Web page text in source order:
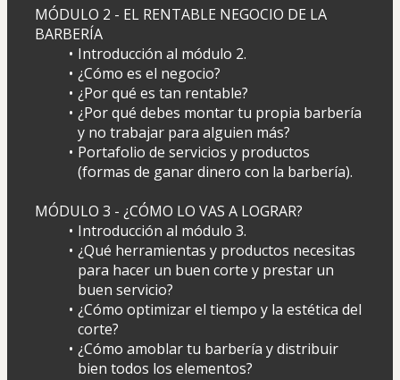
MÓDULO 2 - EL RENTABLE NEGOCIO DE LA
BARBERÍA
Introducción al módulo 2.
¿Cómo es el negocio?
¿Por qué es tan rentable?
¿Por qué debes montar tu propia barbería
y no trabajar para alguien más?
Portafolio de servicios y productos
(formas de ganar dinero con la barbería).
MÓDULO 3 - ¿CÓMO LO VAS A LOGRAR?
Introducción al módulo 3.
¿Qué herramientas y productos necesitas
para hacer un buen corte y prestar un
buen servicio?
¿Cómo optimizar el tiempo y la estética del
corte?
¿Cómo amoblar tu barbería y distribuir
bien todos los elementos?